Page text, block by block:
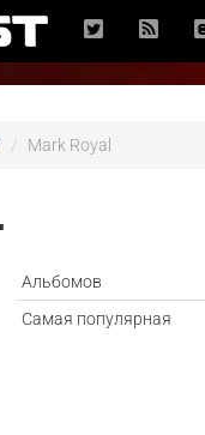
Mark Royal
Альбомов
Самая популярная